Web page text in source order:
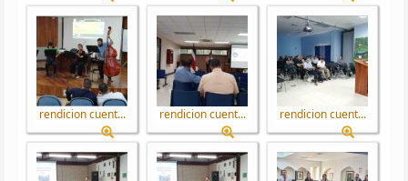
rendicion cuent... rendicion cuent... rendicion cuent...